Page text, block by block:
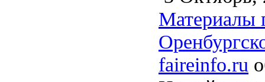
Материалы
faireinfo.ru